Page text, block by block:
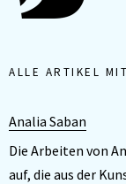
ALLE ARTIKEL
Analia Saban
Die Arbeiten von
auf, die aus der